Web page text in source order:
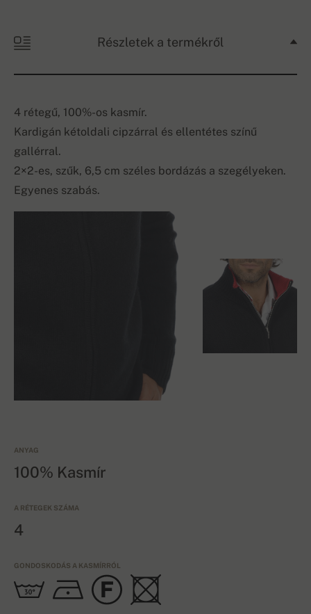
Részletek a termékről
4 rétegű, 100%-os kasmír.
Kardigán kétoldali cipzárral és ellentétes színű
gallérral.
2×2-es, szűk, 6,5 cm széles bordázás a szegélyeken.
Egyenes szabás.
ANYAG
100% Kasmír
A RÉTEGEK SZÁMA
4
GONDOSKODÁS A KASMÍRRÓL